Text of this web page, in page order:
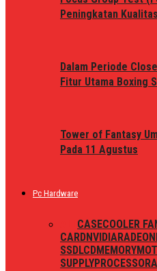
Peningkatan
Dalam Periode
Fitur Utama Boxing
Tower of Fantasy
Pada 11 Agustus
Pc Hardware
CASECOOLER
CARDNVIDIARADEON
SSDLCDMEMORY
SUPPLYPROCESSOR